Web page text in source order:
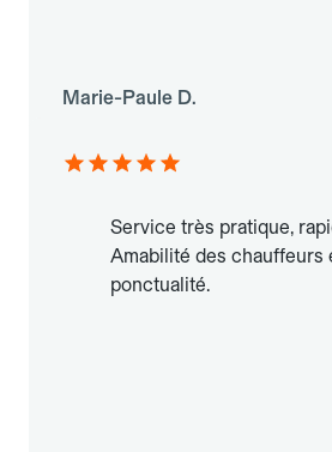
Marie-Paule D.
Service très pratique,
Amabilité des chauffeurs
ponctualité.